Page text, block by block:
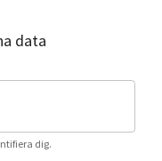
data
dig.